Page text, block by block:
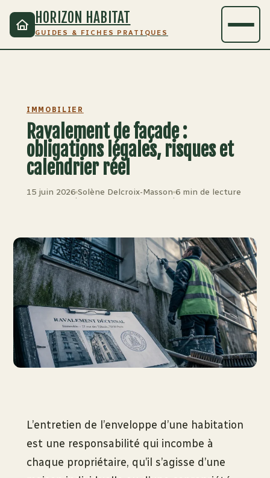
HORIZON HABITAT
GUIDES & FICHES PRATIQUES
IMMOBILIER
Ravalement de façade :
obligations légales, risques et
calendrier réel
15 juin 2026
·
Solène Delcroix-Masson
·
6 min de lecture
L’entretien de l’enveloppe d’une habitation
est une responsabilité qui incombe à
chaque propriétaire, qu’il s’agisse d’une